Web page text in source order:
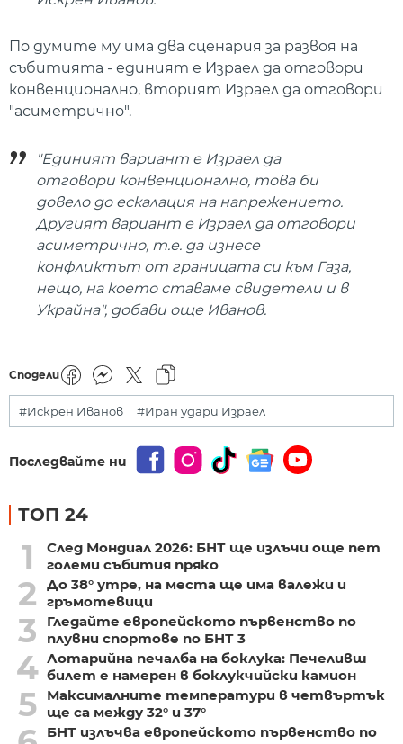
По думите му има два сценария за развоя на
събитията - единият е Израел да отговори
конвенционално, вторият Израел да отговори
"асиметрично".
"Единият вариант е Израел да
отговори конвенционално, това би
довело до ескалация на напрежението.
Другият вариант е Израел да отговори
асиметрично, т.е. да изнесе
конфликтът от границата си към Газа,
нещо, на което ставаме свидетели и в
Украйна", добави още Иванов.
Сподели
#Искрен Иванов #Иран удари Израел
Последвайте ни
ТОП 24
1
След Мондиал 2026: БНТ ще излъчи още пет
големи събития пряко
2
До 38° утре, на места ще има валежи и
гръмотевици
3
Гледайте европейското първенство по
плувни спортове по БНТ 3
4 Лотарийна печалба на боклука: Печеливш
билет е намерен в боклукчийски камион
5
Максималните температури в четвъртък
ще са между 32° и 37°
БНТ излъчва европейското първенство по